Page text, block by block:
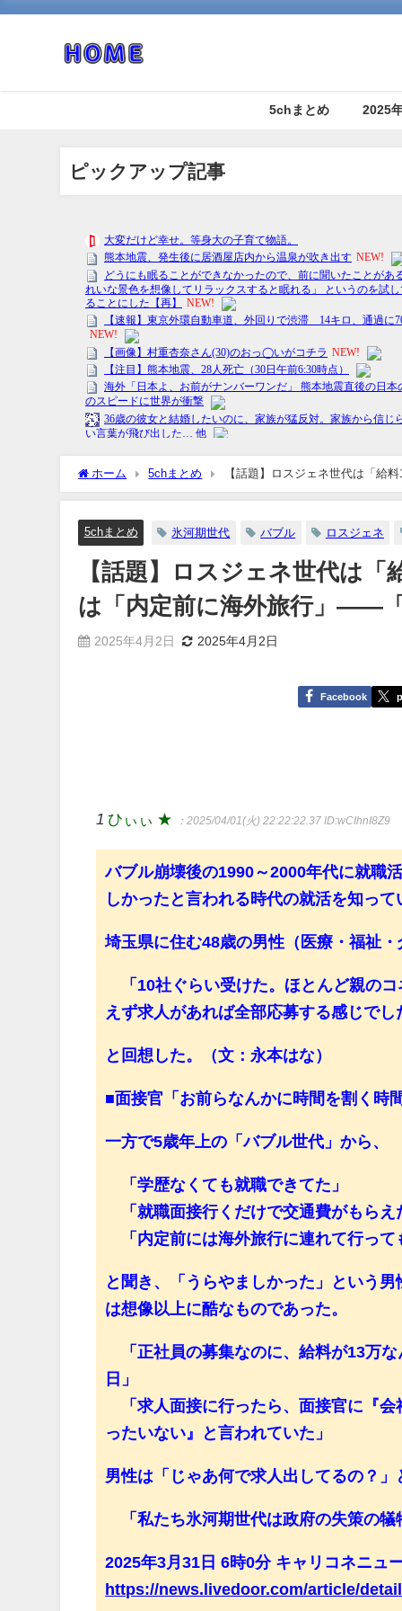
5chまとめ 2025
ピックアップ記事
ホーム 5chまとめ
【話題】ロスジェネ世代は「給
と語る男性 [ひぃぃ★]
5chまとめ 氷河期世代 バブル ロスジェネ
【話題】ロスジェネ世代は
は「内定前に海外旅行」――
2025年4月2日 2025年4月2日
Facebook
1 ひぃぃ ★ ：2025/04/01(火) 22:22:22.37ID:wCIhnI8Z9
バブル崩壊後の1990～2000年代に就職
しかったと言われる時代の就活を知っ
埼玉県に住む48歳の男性（医療・福祉
「10社ぐらい受けた。ほとんど親の
えず求人があれば全部応募する感じでし
と回想した。（文：永本はな）
■面接官「お前らなんかに時間を割く時
一方で5歳年上の「バブル世代」から、
「学歴なくても就職できてた」
「就職面接行くだけで交通費がもらえ
「内定前には海外旅行に連れて行って
と聞き、「うらやましかった」という
は想像以上に酷なものであった。
「正社員の募集なのに、給料が13万
日」
「求人面接に行ったら、面接官に『会
ったいない』と言われていた」
男性は「じゃあ何で求人出してるの？
「私たち氷河期世代は政府の失策の犠
2025年3月31日 6時0分 キャリコネニュ
https://news.livedoor.com/article/